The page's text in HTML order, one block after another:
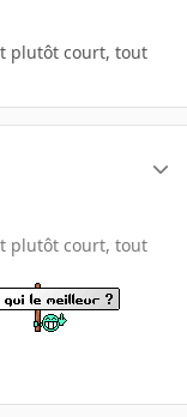
plutôt court, tout
plutôt court, tout